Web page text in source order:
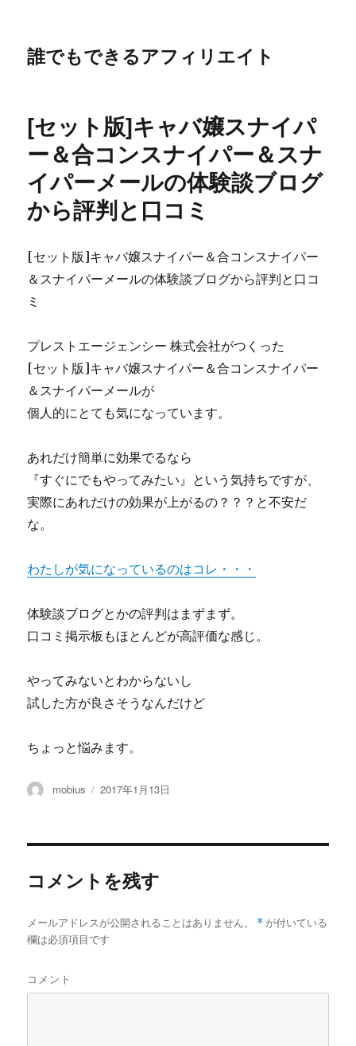
誰でもできるアフィリエイト
[セット版]キャバ嬢スナイパ
ー＆合コンスナイパー＆スナ
イパーメールの体験談ブログ
から評判と口コミ
[セット版]キャバ嬢スナイパー＆合コンスナイパー
＆スナイパーメールの体験談ブログから評判と口コ
ミ
プレストエージェンシー 株式会社がつくった
[セット版]キャバ嬢スナイパー＆合コンスナイパー
＆スナイパーメールが
個人的にとても気になっています。
あれだけ簡単に効果でるなら
『すぐにでもやってみたい』という気持ちですが、
実際にあれだけの効果が上がるの？？？と不安だ
な。
わたしが気になっているのはコレ・・・
体験談ブログとかの評判はまずまず。
口コミ掲示板もほとんどが高評価な感じ。
やってみないとわからないし
試した方が良さそうなんだけど
ちょっと悩みます。
投
mobius
投
2017年1月13日
コメントを残す
メールアドレスが公開されることはありません。 * が付いている
欄は必須項目です
コメント